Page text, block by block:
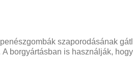
szaporodásának
borgyártásban is használják,